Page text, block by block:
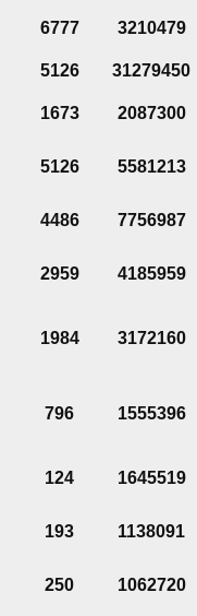
6777 3210479
5126
31279450
1673 2087300
5126 5581213
4486 7756987
2959 4185959
1984 3172160
796 1555396
124 1645519
193 1138091
250 1062720